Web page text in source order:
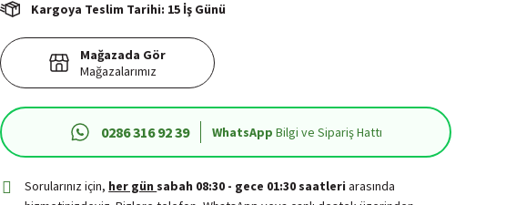
Kargoya Teslim Tarihi: 15 İş Günü
Mağazada Gör
Mağazalarımız
0286 316 92 39 WhatsApp Bilgi ve Sipariş Hattı
Sorularınız için, her gün sabah 08:30 - gece 01:30 saatleriarasında